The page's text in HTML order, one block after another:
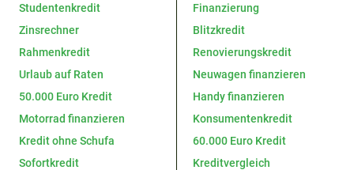
Studentenkredit
Finanzierung
Zinsrechner
Blitzkredit
Rahmenkredit
Renovierungskredit
Urlaub auf Raten
Neuwagen finanzieren
50.000 Euro Kredit
Handy finanzieren
Motorrad finanzieren
Konsumentenkredit
Kredit ohne Schufa
60.000 Euro Kredit
Sofortkredit
Kreditvergleich